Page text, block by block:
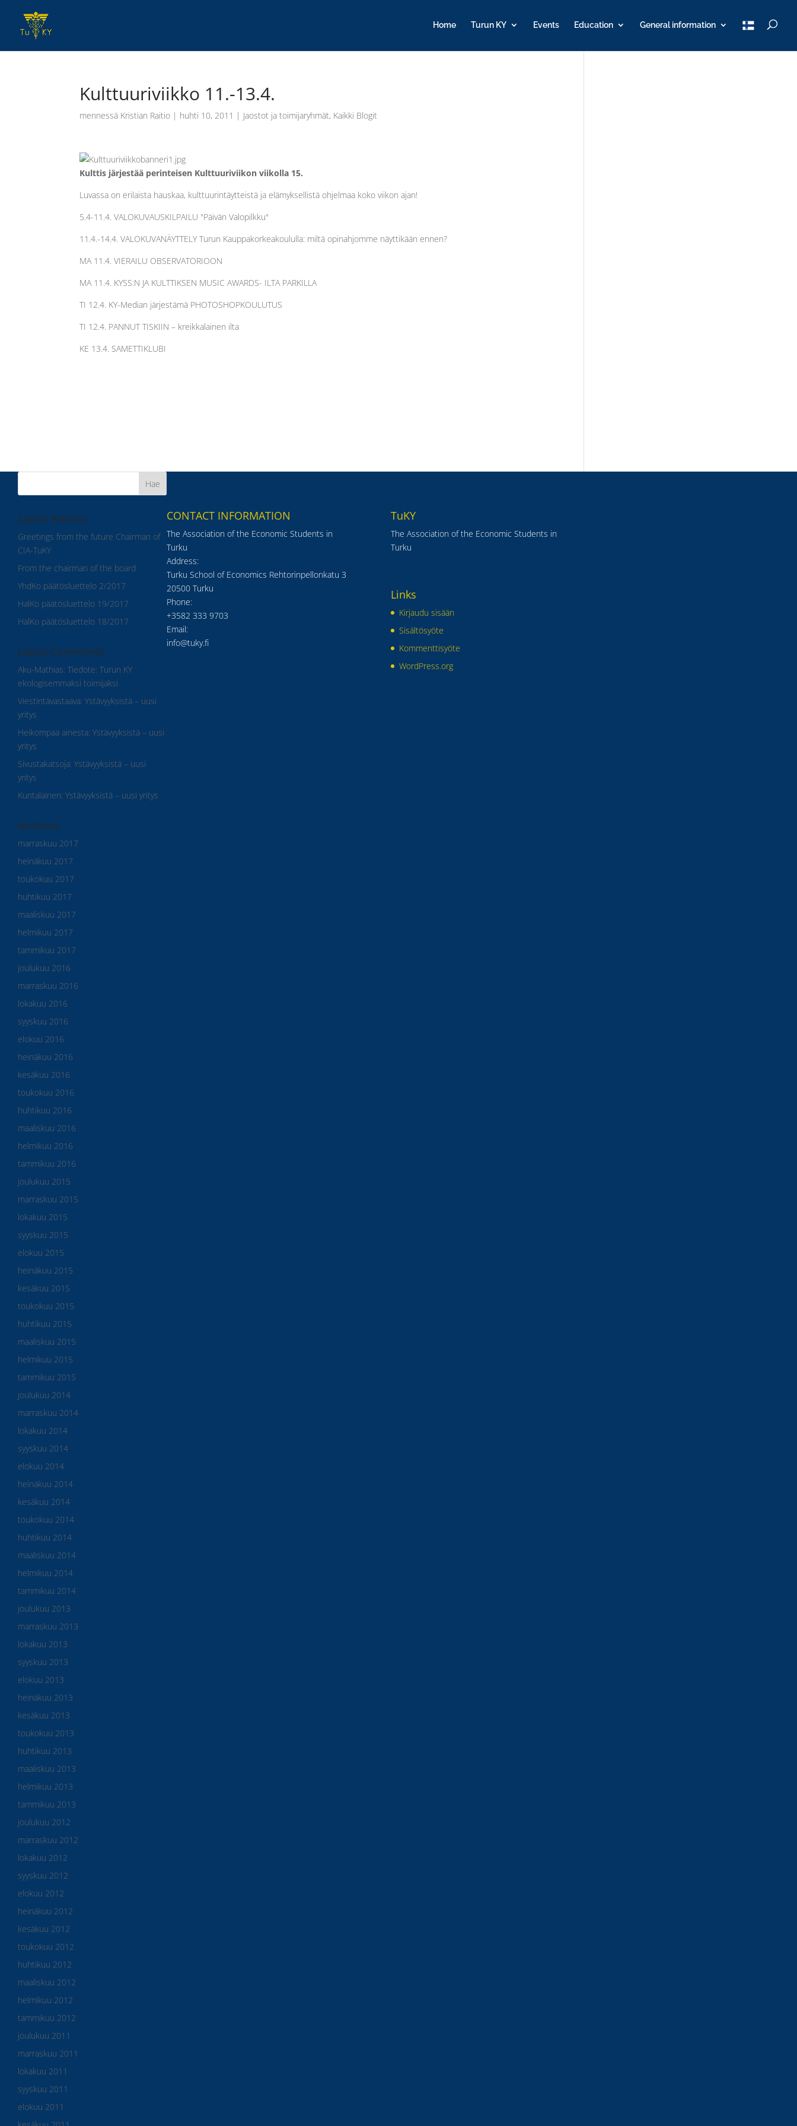
Home Turun KY Events Education General information
T
u
Kulttuuriviikko 11.-13.4.
mennessä Kristian Raitio | huhti 10, 2011 | Jaostot ja toimijaryhmät, Kaikki Blogit
Kulttis järjestää perinteisen Kulttuuriviikon viikolla 15.
Luvassa on erilaista hauskaa, kulttuurintäytteistä ja elämyksellistä ohjelmaa koko viikon ajan!
5.4-11.4. VALOKUVAUSKILPAILU "Päivän Valopilkku"
11.4.-14.4. VALOKUVANÄYTTELY Turun Kauppakorkeakoululla: miltä opinahjomme näyttikään ennen?
MA 11.4. VIERAILU OBSERVATORIOON
MA 11.4. KYSS:N JA KULTTIKSEN MUSIC AWARDS- ILTA PARKILLA
TI 12.4. KY-Median järjestämä PHOTOSHOPKOULUTUS
TI 12.4. PANNUT TISKIIN – kreikkalainen ilta
KE 13.4. SAMETTIKLUBI
Latest Articles
Greetings from the future Chairman of
CIA-TuKY
From the chairman of the board
YhdKo päätösluettelo 2/2017
HalKo päätösluettelo 19/2017
HalKo päätösluettelo 18/2017
Latest Comments
Aku-Mathias: Tiedote: Turun KY
ekologisemmaksi toimijaksi
Viestintävastaava: Ystävyyksistä – uusi
yritys
Heikompaa ainesta: Ystävyyksistä – uusi
yritys
Sivustakatsoja: Ystävyyksistä – uusi
yritys
Kuntalainen: Ystävyyksistä – uusi yritys
Archives
marraskuu 2017
heinäkuu 2017
toukokuu 2017
huhtikuu 2017
maaliskuu 2017
helmikuu 2017
tammikuu 2017
joulukuu 2016
marraskuu 2016
lokakuu 2016
syyskuu 2016
elokuu 2016
heinäkuu 2016
kesäkuu 2016
toukokuu 2016
huhtikuu 2016
maaliskuu 2016
helmikuu 2016
tammikuu 2016
joulukuu 2015
marraskuu 2015
lokakuu 2015
syyskuu 2015
elokuu 2015
heinäkuu 2015
kesäkuu 2015
toukokuu 2015
huhtikuu 2015
maaliskuu 2015
helmikuu 2015
tammikuu 2015
joulukuu 2014
marraskuu 2014
lokakuu 2014
syyskuu 2014
elokuu 2014
heinäkuu 2014
kesäkuu 2014
toukokuu 2014
huhtikuu 2014
maaliskuu 2014
helmikuu 2014
tammikuu 2014
joulukuu 2013
marraskuu 2013
lokakuu 2013
syyskuu 2013
elokuu 2013
heinäkuu 2013
kesäkuu 2013
toukokuu 2013
huhtikuu 2013
maaliskuu 2013
helmikuu 2013
tammikuu 2013
joulukuu 2012
marraskuu 2012
lokakuu 2012
syyskuu 2012
elokuu 2012
heinäkuu 2012
kesäkuu 2012
toukokuu 2012
huhtikuu 2012
maaliskuu 2012
helmikuu 2012
tammikuu 2012
joulukuu 2011
marraskuu 2011
lokakuu 2011
syyskuu 2011
elokuu 2011
CONTACT INFORMATION
The Association of the Economic Students in
Turku
Address:
Turku School of Economics Rehtorinpellonkatu 3
20500 Turku
Phone:
+3582 333 9703
Email:
info@tuky.fi
TuKY
The Association of the Economic Students in
Turku
Links
Kirjaudu sisään
Sisältösyöte
Kommenttisyöte
WordPress.org